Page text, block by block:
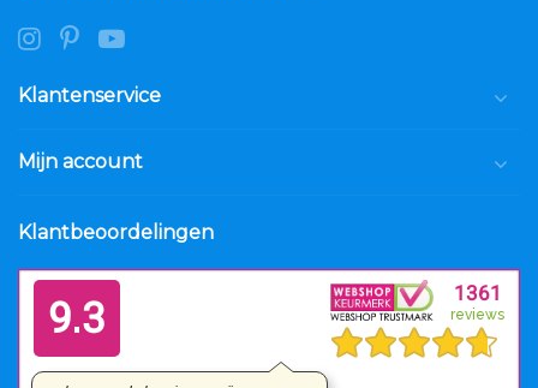
Klantenservice
Mijn account
Klantbeoordelingen